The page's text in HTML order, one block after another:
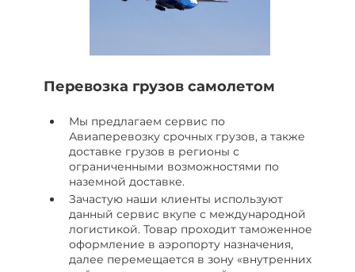
Перевозка грузов самолетом
Мы предлагаем сервис по
Авиаперевозку срочных грузов, а также
доставке грузов в регионы с
ограниченными возможностями по
наземной доставке.
Зачастую наши клиенты используют
данный сервис вкупе с международной
логистикой. Товар проходит таможенное
оформление в аэропорту назначения,
далее перемещается в зону «внутренних